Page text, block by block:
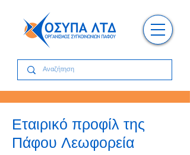
Εταιρικό προφίλ της
Πάφου Λεωφορεία